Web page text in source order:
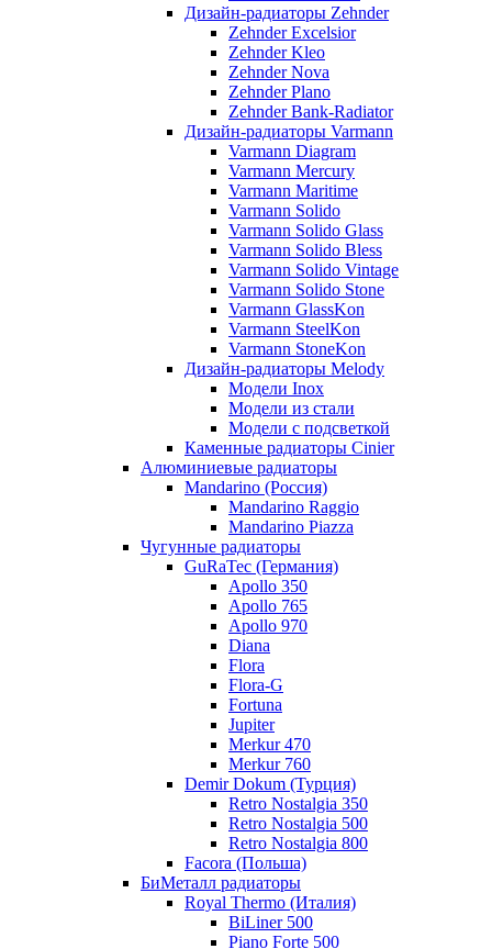
Дизайн-радиаторы Zehnder
Zehnder Excelsior
Zehnder Kleo
Zehnder Nova
Zehnder Plano
Zehnder Bank-Radiator
Дизайн-радиаторы Varmann
Varmann Diagram
Varmann Mercury
Varmann Maritime
Varmann Solido
Varmann Solido Glass
Varmann Solido Bless
Varmann Solido Vintage
Varmann Solido Stone
Varmann GlassKon
Varmann SteelKon
Varmann StoneKon
Дизайн-радиаторы Melody
Модели Inox
Модели из стали
Модели с подсветкой
Каменные радиаторы Cinier
Алюминиевые радиаторы
Mandarino (Россия)
Mandarino Raggio
Mandarino Piazza
Чугунные радиаторы
GuRaTec (Германия)
Apollo 350
Apollo 765
Apollo 970
Diana
Flora
Flora-G
Fortuna
Jupiter
Merkur 470
Merkur 760
Demir Dokum (Турция)
Retro Nostalgia 350
Retro Nostalgia 500
Retro Nostalgia 800
Facora (Польша)
БиМеталл радиаторы
Royal Thermo (Италия)
BiLiner 500
Piano Forte 500